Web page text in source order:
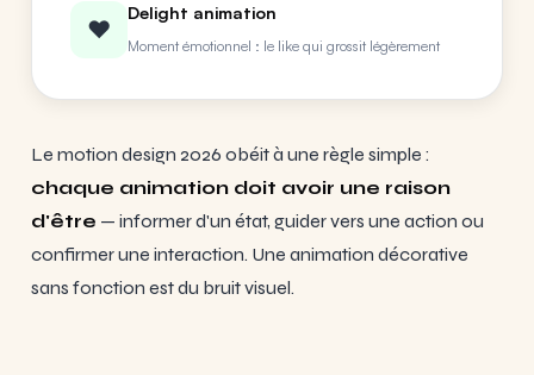
❤️
Delight animation
Moment émotionnel : le like qui grossit légèrement
Le motion design 2026 obéit à une règle simple :
chaque animation doit avoir une raison
d'être — informer d'un état, guider vers une action ou
confirmer une interaction. Une animation décorative
sans fonction est du bruit visuel.